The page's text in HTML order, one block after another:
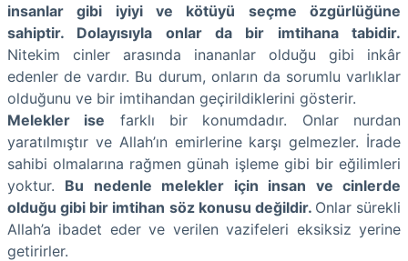
insanlar gibi iyiyi ve kötüyü seçme özgürlüğüne
sahiptir. Dolayısıyla onlar da bir imtihana tabidir.
Nitekim cinler arasında inananlar olduğu gibi inkâr
edenler de vardır. Bu durum, onların da sorumlu varlıklar
olduğunu ve bir imtihandan geçirildiklerini gösterir.
Melekler ise farklı bir konumdadır. Onlar nurdan
yaratılmıştır ve Allah’ın emirlerine karşı gelmezler. İrade
sahibi olmalarına rağmen günah işleme gibi bir eğilimleri
yoktur. Bu nedenle melekler için insan ve cinlerde
olduğu gibi bir imtihan söz konusu değildir. Onlar sürekli
Allah’a ibadet eder ve verilen vazifeleri eksiksiz yerine
getirirler.